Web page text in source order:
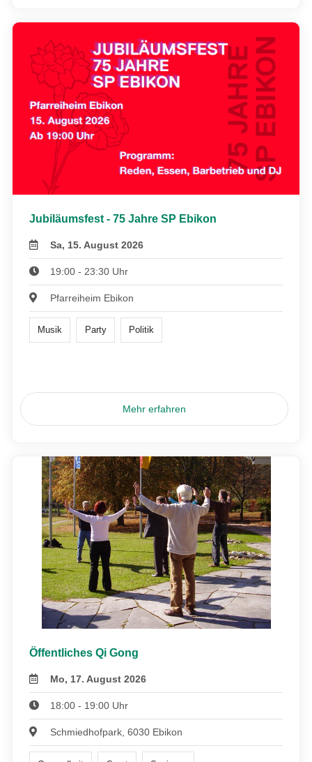
Jubiläumsfest - 75 Jahre SP Ebikon
Sa, 15. August 2026
19:00 - 23:30 Uhr
Pfarreiheim Ebikon
Musik Party Politik
Mehr erfahren
Öffentliches Qi Gong
Mo, 17. August 2026
18:00 - 19:00 Uhr
Schmiedhofpark, 6030 Ebikon